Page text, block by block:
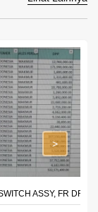
ASSY, FR DR
>